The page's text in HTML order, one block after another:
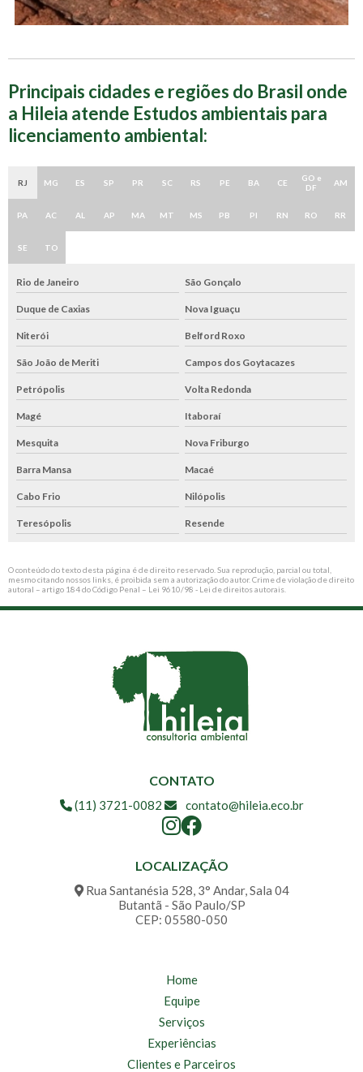
Principais cidades e regiões do Brasil onde
a Hileia atende Estudos ambientais para
licenciamento ambiental:
RJ MG ES SP PR SC RS PE BA CE
GO e
DF
AM
PA AC AL AP MA MT MS PB PI RN RO RR
SE TO
Rio de Janeiro São Gonçalo
Duque de Caxias Nova Iguaçu
Niterói Belford Roxo
São João de Meriti Campos dos Goytacazes
Petrópolis Volta Redonda
Magé Itaboraí
Mesquita Nova Friburgo
Barra Mansa Macaé
Cabo Frio Nilópolis
Teresópolis Resende
O conteúdo do texto desta página é de direito reservado. Sua reprodução, parcial ou total,
mesmo citando nossos links, é proibida sem a autorização do autor. Crime de violação de direito
autoral – artigo 184 do Código Penal – Lei 9610/98 - Lei de direitos autorais
CONTATO
(11) 3721-0082 contato@hileia.eco.br
LOCALIZAÇÃO
Rua Santanésia 528, 3° Andar, Sala 04
Butantã - São Paulo/SP
CEP: 05580-050
Home
Equipe
Serviços
Experiências
Clientes e Parceiros